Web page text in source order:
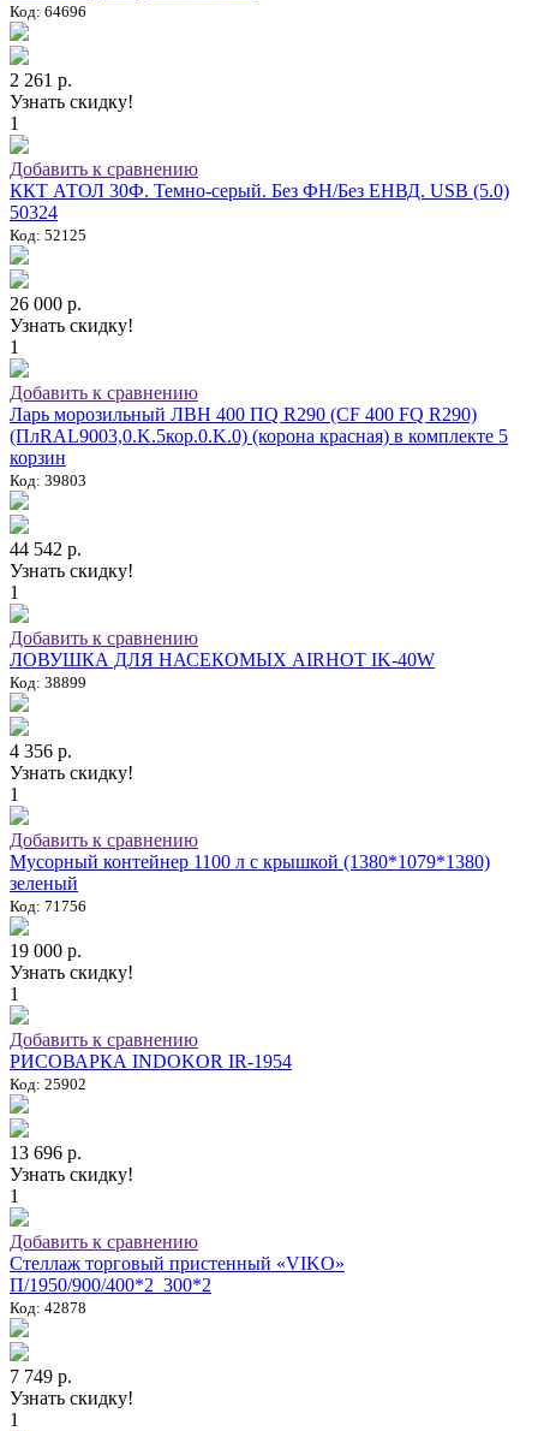
Код: 64696
2 261 р.
Узнать скидку!
1
Добавить к сравнению
ККТ АТОЛ 30Ф. Темно-серый. Без ФН/Без ЕНВД. USB (5.0)
50324
Код: 52125
26 000 р.
Узнать скидку!
1
Добавить к сравнению
Ларь морозильный ЛВН 400 ПQ R290 (СF 400 FQ R290)
(ПлRAL9003,0.K.5кор.0.K.0) (корона красная) в комплекте 5
корзин
Код: 39803
44 542 р.
Узнать скидку!
1
Добавить к сравнению
ЛОВУШКА ДЛЯ НАСЕКОМЫХ AIRHOT IK-40W
Код: 38899
4 356 р.
Узнать скидку!
1
Добавить к сравнению
Мусорный контейнер 1100 л с крышкой (1380*1079*1380)
зеленый
Код: 71756
19 000 р.
Узнать скидку!
1
Добавить к сравнению
РИСОВАРКА INDOKOR IR-1954
Код: 25902
13 696 р.
Узнать скидку!
1
Добавить к сравнению
Стеллаж торговый пристенный «VIKO»
П/1950/900/400*2_300*2
Код: 42878
7 749 р.
Узнать скидку!
1